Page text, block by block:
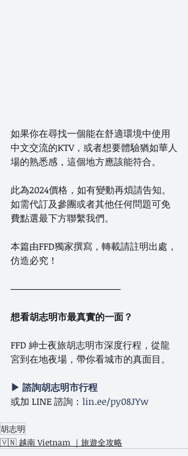
如果你在尋找一個能在舒適環境中使用
中文交流的KTV，或者想要體驗猶如華人
場的熟悉感，這個地方應該能符合。
此為2024價格，如有變動再煩請告知。
如需代訂及參團或者其他任何問題可免
費點選最下方聯繫我們。
本篇由FFD獨家撰寫，轉載請註明出處，
仿造必究！
─────────────────
想看胡志明市最真實的一面？
FFD 紳士夜旅胡志明市深度行程，從龍
宮到在地夜場，帶你看城市的真面目。
▶ 諮詢胡志明市行程
或加 LINE 諮詢： lin.ee/py08JYw
胡志明
🇻🇳 越南 Vietnam ｜旅遊全攻略